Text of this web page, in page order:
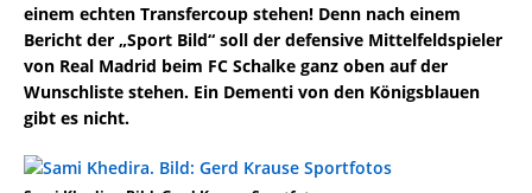
einem echten Transfercoup stehen! Denn nach einem
Bericht der „Sport Bild“ soll der defensive Mittelfeldspieler
von Real Madrid beim FC Schalke ganz oben auf der
Wunschliste stehen. Ein Dementi von den Königsblauen
gibt es nicht.